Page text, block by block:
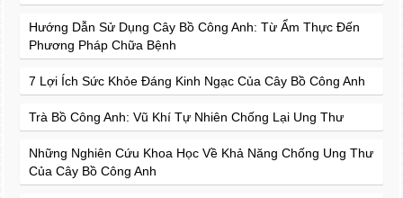
Hướng Dẫn Sử Dụng Cây Bồ Công Anh: Từ Ẩm Thực Đến
Phương Pháp Chữa Bệnh
7 Lợi Ích Sức Khỏe Đáng Kinh Ngạc Của Cây Bồ Công Anh
Trà Bồ Công Anh: Vũ Khí Tự Nhiên Chống Lại Ung Thư
Những Nghiên Cứu Khoa Học Về Khả Năng Chống Ung Thư
Của Cây Bồ Công Anh